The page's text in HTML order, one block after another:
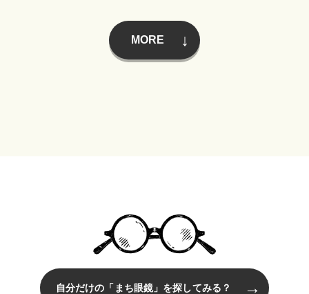
MORE
自分だけの「まち眼鏡」を探してみる？